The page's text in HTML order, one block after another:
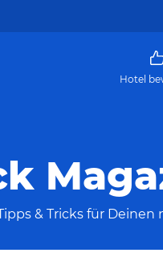
Hotel
& Tricks für Deinen